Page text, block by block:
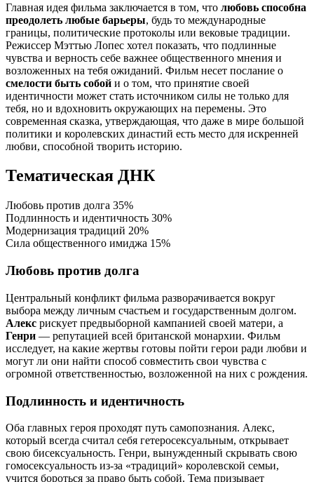
Главная идея фильма заключается в том, что любовь способна
преодолеть любые барьеры, будь то международные
границы, политические протоколы или вековые традиции.
Режиссер Мэттью Лопес хотел показать, что подлинные
чувства и верность себе важнее общественного мнения и
возложенных на тебя ожиданий. Фильм несет послание о
смелости быть собой и о том, что принятие своей
идентичности может стать источником силы не только для
тебя, но и вдохновить окружающих на перемены. Это
современная сказка, утверждающая, что даже в мире большой
политики и королевских династий есть место для искренней
любви, способной творить историю.
Тематическая ДНК
Любовь против долга 35%
Подлинность и идентичность 30%
Модернизация традиций 20%
Сила общественного имиджа 15%
Любовь против долга
Центральный конфликт фильма разворачивается вокруг
выбора между личным счастьем и государственным долгом.
Алекс рискует предвыборной кампанией своей матери, а
Генри — репутацией всей британской монархии. Фильм
исследует, на какие жертвы готовы пойти герои ради любви и
могут ли они найти способ совместить свои чувства с
огромной ответственностью, возложенной на них с рождения.
Подлинность и идентичность
Оба главных героя проходят путь самопознания. Алекс,
который всегда считал себя гетеросексуальным, открывает
свою бисексуальность. Генри, вынужденный скрывать свою
гомосексуальность из-за «традиций» королевской семьи,
учится бороться за право быть собой. Тема призывает